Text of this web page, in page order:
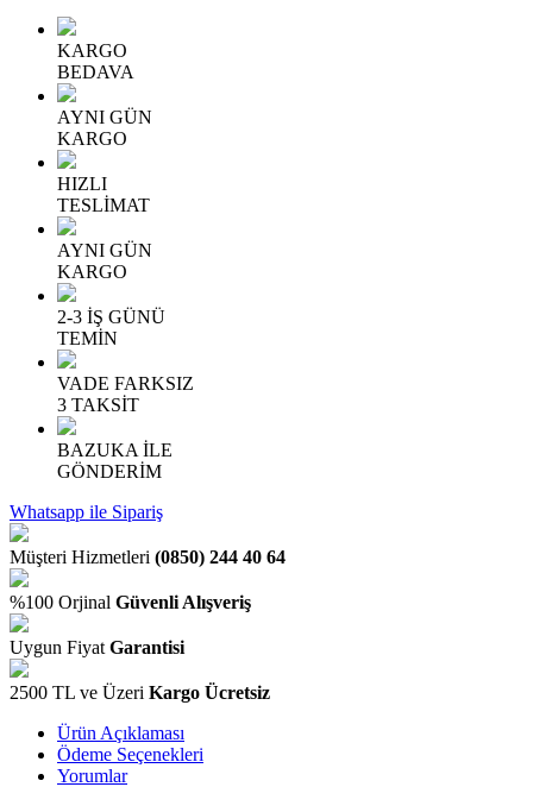
KARGO
BEDAVA
AYNI GÜN
KARGO
HIZLI
TESLİMAT
AYNI GÜN
KARGO
2-3 İŞ GÜNÜ
TEMİN
VADE FARKSIZ
3 TAKSİT
BAZUKA İLE
GÖNDERİM
Whatsapp ile Sipariş
Müşteri Hizmetleri (0850) 244 40 64
%100 Orjinal Güvenli Alışveriş
Uygun Fiyat Garantisi
2500 TL ve Üzeri Kargo Ücretsiz
Ürün Açıklaması
Ödeme Seçenekleri
Yorumlar